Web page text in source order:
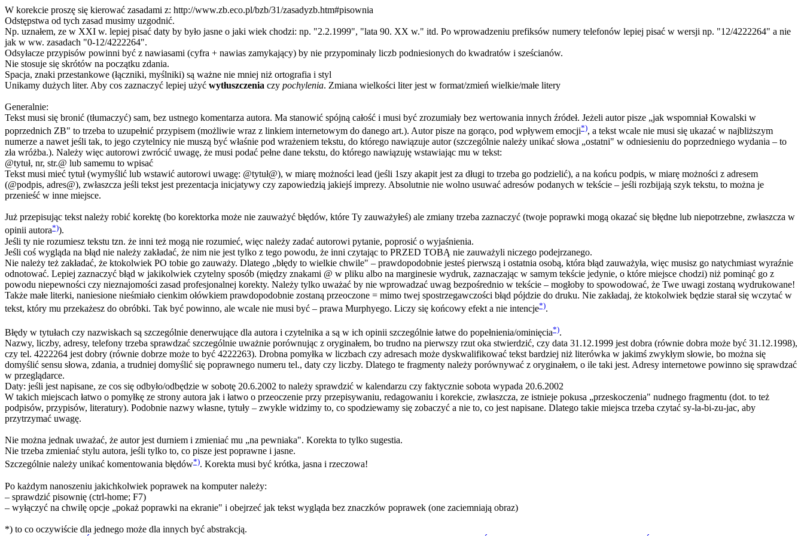
W korekcie proszę się kierować zasadami z: http://www.zb.eco.pl/bzb/31/zasadyzb.htm#pisownia
Odstępstwa od tych zasad musimy uzgodnić.
Np. uznałem, ze w XXI w. lepiej pisać daty by było jasne o jaki wiek chodzi: np. "2.2.1999", "lata 90. XX w." itd. Po wprowadzeniu prefiksów numery telefonów lepiej pisać w wersji np. "12/4222264" a nie
jak w ww. zasadach "0-12/4222264".
Odsyłacze przypisów powinni być z nawiasami (cyfra + nawias zamykający) by nie przypominały liczb podniesionych do kwadratów i sześcianów.
Nie stosuje się skrótów na początku zdania.
Spacja, znaki przestankowe (łączniki, myślniki) są ważne nie mniej niż ortografia i styl
Unikamy dużych liter. Aby cos zaznaczyć lepiej użyć wytłuszczenia czy pochylenia. Zmiana wielkości liter jest w format/zmień wielkie/małe litery
Generalnie:
Tekst musi się bronić (tłumaczyć) sam, bez ustnego komentarza autora. Ma stanowić spójną całość i musi być zrozumiały bez wertowania innych źródeł. Jeżeli autor pisze „jak wspomniał Kowalski w
poprzednich ZB" to trzeba to uzupełnić przypisem (możliwie wraz z linkiem internetowym do danego art.). Autor pisze na gorąco, pod wpływem emocji*), a tekst wcale nie musi się ukazać w najbliższym
numerze a nawet jeśli tak, to jego czytelnicy nie muszą być właśnie pod wrażeniem tekstu, do którego nawiązuje autor (szczególnie należy unikać słowa „ostatni" w odniesieniu do poprzedniego wydania – to
zła wróżba.). Należy więc autorowi zwrócić uwagę, że musi podać pełne dane tekstu, do którego nawiązuję wstawiając mu w tekst:
@tytuł, nr, str.@ lub samemu to wpisać
Tekst musi mieć tytuł (wymyślić lub wstawić autorowi uwagę: @tytuł@), w miarę możności lead (jeśli 1szy akapit jest za długi to trzeba go podzielić), a na końcu podpis, w miarę możności z adresem
(@podpis, adres@), zwłaszcza jeśli tekst jest prezentacja inicjatywy czy zapowiedzią jakiejś imprezy. Absolutnie nie wolno usuwać adresów podanych w tekście – jeśli rozbijają szyk tekstu, to można je
przenieść w inne miejsce.
Już przepisując tekst należy robić korektę (bo korektorka może nie zauważyć błędów, które Ty zauważyłeś) ale zmiany trzeba zaznaczyć (twoje poprawki mogą okazać się błędne lub niepotrzebne, zwłaszcza w
opinii autora*)).
Jeśli ty nie rozumiesz tekstu tzn. że inni też mogą nie rozumieć, więc należy zadać autorowi pytanie, poprosić o wyjaśnienia.
Jeśli coś wygląda na błąd nie należy zakładać, że nim nie jest tylko z tego powodu, że inni czytając to PRZED TOBĄ nie zauważyli niczego podejrzanego.
Nie należy też zakładać, że ktokolwiek PO tobie go zauważy. Dlatego „błędy to wielkie chwile" – prawdopodobnie jesteś pierwszą i ostatnia osobą, która błąd zauważyła, więc musisz go natychmiast wyraźnie
odnotować. Lepiej zaznaczyć błąd w jakikolwiek czytelny sposób (między znakami @ w pliku albo na marginesie wydruk, zaznaczając w samym tekście jedynie, o które miejsce chodzi) niż pominąć go z
powodu niepewności czy nieznajomości zasad profesjonalnej korekty. Należy tylko uważać by nie wprowadzać uwag bezpośrednio w tekście – mogłoby to spowodować, że Twe uwagi zostaną wydrukowane!
Także małe literki, naniesione nieśmiało cienkim ołówkiem prawdopodobnie zostaną przeoczone = mimo twej spostrzegawczości błąd pójdzie do druku. Nie zakładaj, że ktokolwiek będzie starał się wczytać w
tekst, który mu przekażesz do obróbki. Tak być powinno, ale wcale nie musi być – prawa Murphyego. Liczy się końcowy efekt a nie intencje*).
Błędy w tytułach czy nazwiskach są szczególnie denerwujące dla autora i czytelnika a są w ich opinii szczególnie łatwe do popełnienia/ominięcia*).
Nazwy, liczby, adresy, telefony trzeba sprawdzać szczególnie uważnie porównując z oryginałem, bo trudno na pierwszy rzut oka stwierdzić, czy data 31.12.1999 jest dobra (równie dobra może być 31.12.1998),
czy tel. 4222264 jest dobry (równie dobrze może to być 4222263). Drobna pomyłka w liczbach czy adresach może dyskwalifikować tekst bardziej niż literówka w jakimś zwykłym słowie, bo można się
domyślić sensu słowa, zdania, a trudniej domyślić się poprawnego numeru tel., daty czy liczby. Dlatego te fragmenty należy porównywać z oryginałem, o ile taki jest. Adresy internetowe powinno się sprawdzać
w przeglądarce.
Daty: jeśli jest napisane, ze cos się odbyło/odbędzie w sobotę 20.6.2002 to należy sprawdzić w kalendarzu czy faktycznie sobota wypada 20.6.2002
W takich miejscach łatwo o pomyłkę ze strony autora jak i łatwo o przeoczenie przy przepisywaniu, redagowaniu i korekcie, zwłaszcza, ze istnieje pokusa „przeskoczenia" nudnego fragmentu (dot. to też
podpisów, przypisów, literatury). Podobnie nazwy własne, tytuły – zwykle widzimy to, co spodziewamy się zobaczyć a nie to, co jest napisane. Dlatego takie miejsca trzeba czytać sy-la-bi-zu-jac, aby
przytrzymać uwagę.
Nie można jednak uważać, że autor jest durniem i zmieniać mu „na pewniaka". Korekta to tylko sugestia.
Nie trzeba zmieniać stylu autora, jeśli tylko to, co pisze jest poprawne i jasne.
Szczególnie należy unikać komentowania błędów*). Korekta musi być krótka, jasna i rzeczowa!
Po każdym nanoszeniu jakichkolwiek poprawek na komputer należy:
– sprawdzić pisownię (ctrl-home; F7)
– wyłączyć na chwilę opcje „pokaż poprawki na ekranie" i obejrzeć jak tekst wygląda bez znaczków poprawek (one zaciemniają obraz)
*) to co oczywiście dla jednego może dla innych być abstrakcją.